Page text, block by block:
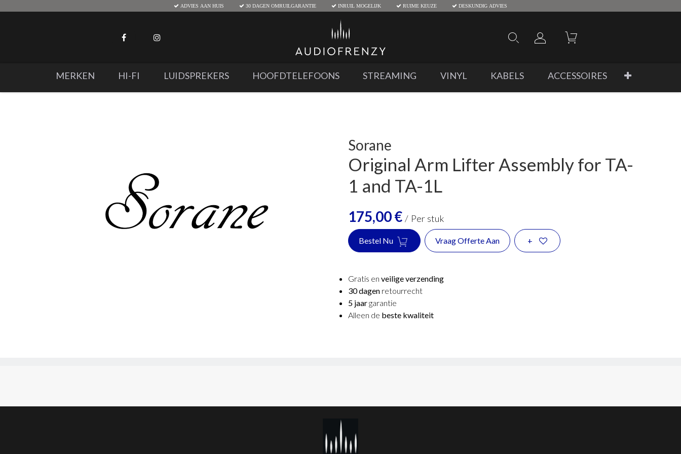
ADVIES AAN HUIS 30 DAGEN OMRUILGARANTIE INRUIL MOGELIJK RUIME KEUZE DESKUNDIG ADVIES
MERKEN HI-FI LUIDSPREKERS HOOFDTELEFOONS STREAMING VINYL KABELS ACCESSOIRES
Sorane
Original Arm Lifter Assembly for TA-
1 and TA-1L
175,00€ / Per stuk
Bestel Nu Vraag Offerte Aan +
Gratis en veilige verzending
30 dagen retourrecht
5 jaargarantie
Alleen de beste kwaliteit